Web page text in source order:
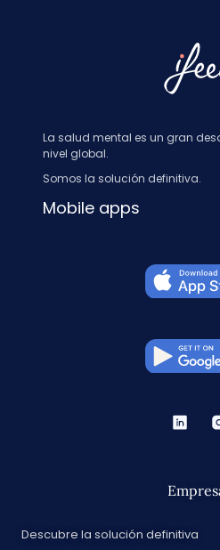
La salud mental es un gran
nivel global.
Somos la solución definitiva.
Mobile apps
Descubre la solución definitiva